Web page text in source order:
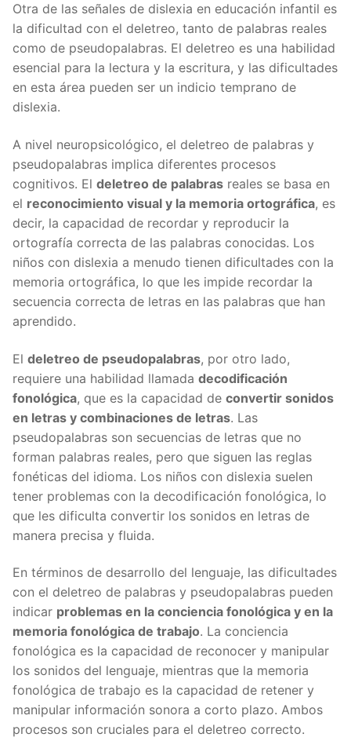
Otra de las señales de dislexia en educación infantil es
la dificultad con el deletreo, tanto de palabras reales
como de pseudopalabras. El deletreo es una habilidad
esencial para la lectura y la escritura, y las dificultades
en esta área pueden ser un indicio temprano de
dislexia.
A nivel neuropsicológico, el deletreo de palabras y
pseudopalabras implica diferentes procesos
cognitivos. El deletreo de palabras reales se basa en
el reconocimiento visual y la memoria ortográfica, es
decir, la capacidad de recordar y reproducir la
ortografía correcta de las palabras conocidas. Los
niños con dislexia a menudo tienen dificultades con la
memoria ortográfica, lo que les impide recordar la
secuencia correcta de letras en las palabras que han
aprendido.
El deletreo de pseudopalabras, por otro lado,
requiere una habilidad llamada decodificación
fonológica, que es la capacidad de convertir sonidos
en letras y combinaciones de letras. Las
pseudopalabras son secuencias de letras que no
forman palabras reales, pero que siguen las reglas
fonéticas del idioma. Los niños con dislexia suelen
tener problemas con la decodificación fonológica, lo
que les dificulta convertir los sonidos en letras de
manera precisa y fluida.
En términos de desarrollo del lenguaje, las dificultades
con el deletreo de palabras y pseudopalabras pueden
indicar problemas en la conciencia fonológica y en la
memoria fonológica de trabajo. La conciencia
fonológica es la capacidad de reconocer y manipular
los sonidos del lenguaje, mientras que la memoria
fonológica de trabajo es la capacidad de retener y
manipular información sonora a corto plazo. Ambos
procesos son cruciales para el deletreo correcto.